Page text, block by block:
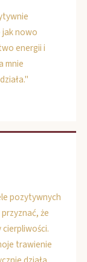
jak nowo
energii i
mnie
pozytywnych
że
cierpliwości.
trawienie